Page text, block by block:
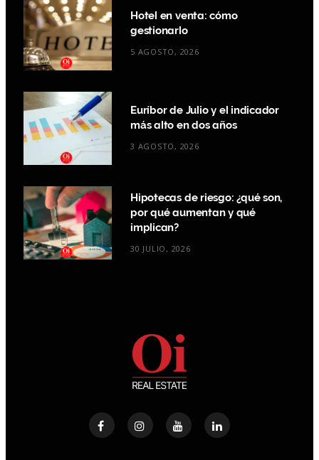
Hotel en venta: cómo
gestionarlo
5 AGOSTO, 2026
Euríbor de Julio y el indicador
más alto en dos años
3 AGOSTO, 2026
Hipotecas de riesgo: ¿qué son,
por qué aumentan y qué
implican?
30 JULIO, 2026